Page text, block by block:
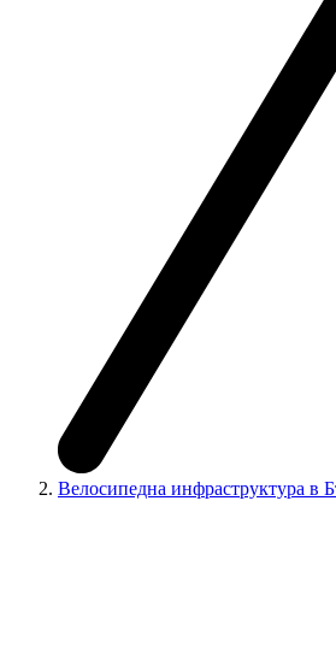
Велосипедна инфраструктура в